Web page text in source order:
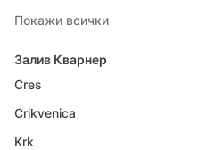
Покажи всички
Залив Кварнер
Cres
Crikvenica
Krk